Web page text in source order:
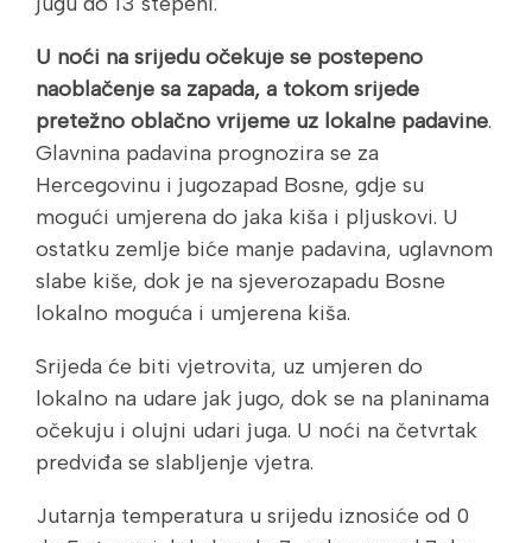
U noći na srijedu očekuje se postepeno
naoblačenje sa zapada, a tokom srijede
pretežno oblačno vrijeme uz lokalne padavine.
Glavnina padavina prognozira se za
Hercegovinu i jugozapad Bosne, gdje su
mogući umjerena do jaka kiša i pljuskovi. U
ostatku zemlje biće manje padavina, uglavnom
slabe kiše, dok je na sjeverozapadu Bosne
lokalno moguća i umjerena kiša.
Srijeda će biti vjetrovita, uz umjeren do
lokalno na udare jak jugo, dok se na planinama
očekuju i olujni udari juga. U noći na četvrtak
predviđa se slabljenje vjetra.
Jutarnja temperatura u srijedu iznosiće od 0